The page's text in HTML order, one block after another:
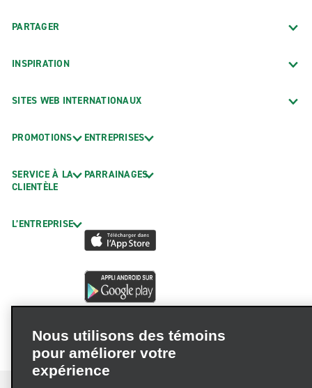
PARTAGER
INSPIRATION
SITES WEB INTERNATIONAUX
PROMOTIONS
SERVICE À LA
CLIENTÈLE
L’ENTREPRISE
ENTREPRISES
PARRAINAGES
Nous utilisons des témoins
pour améliorer votre
expérience